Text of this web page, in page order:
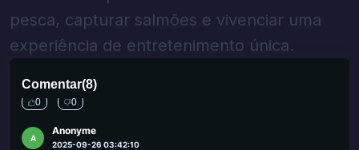
pesca, capturar salmões e vivenciar uma
experiência de entretenimento única.
Comentar(8)
0 0
A
Ahmed Adola
Enormes lucros para a sorte da Wingoa
0 0
A
Anonyme
2025-09-26 03:42:10